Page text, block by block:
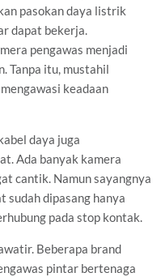
pasokan daya listrik
dapat bekerja.
pengawas menjadi
Tanpa itu, mustahil
keadaan
daya juga
Ada banyak kamera
cantik. Namun sayangnya
sudah dipasang hanya
pada stop kontak.
Beberapa brand
pintar bertenaga